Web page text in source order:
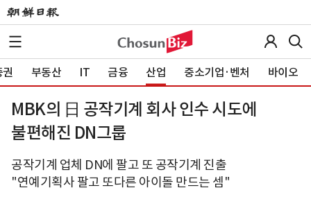
부동산 IT 금융 산업 중소기업·벤처 바이오
MBK의 日 공작기계 회사 인수 시도에
불편해진 DN그룹
공작기계 업체 DN에 팔고 또 공작기계 진출
"연예기획사 팔고 또다른 아이돌 만드는 셈"